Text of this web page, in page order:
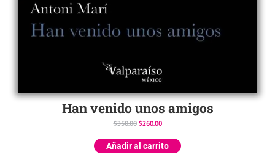
Han venido unos amigos
$350.00 $260.00
Añadir al carrito